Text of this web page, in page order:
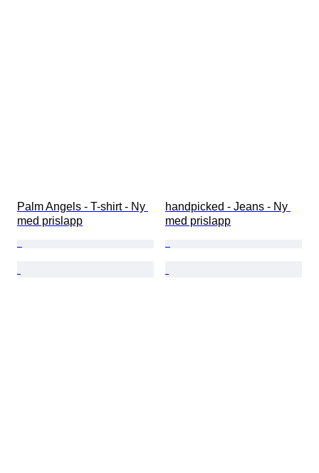
Palm Angels - T-shirt - Ny
med prislapp
handpicked - Jeans - Ny
med prislapp